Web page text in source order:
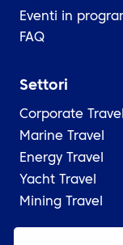
Eventi in
FAQ
Settori
Corporate Travel
Marine Travel
Energy Travel
Yacht Travel
Mining Travel